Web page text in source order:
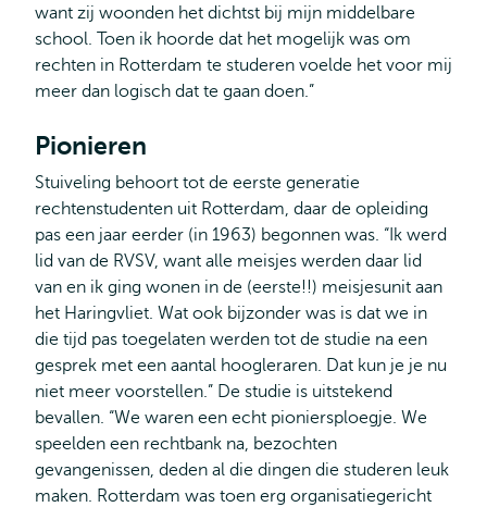
want zij woonden het dichtst bij mijn middelbare
school. Toen ik hoorde dat het mogelijk was om
rechten in Rotterdam te studeren voelde het voor mij
meer dan logisch dat te gaan doen.”
Pionieren
Stuiveling behoort tot de eerste generatie
rechtenstudenten uit Rotterdam, daar de opleiding
pas een jaar eerder (in 1963) begonnen was. “Ik werd
lid van de RVSV, want alle meisjes werden daar lid
van en ik ging wonen in de (eerste!!) meisjesunit aan
het Haringvliet. Wat ook bijzonder was is dat we in
die tijd pas toegelaten werden tot de studie na een
gesprek met een aantal hoogleraren. Dat kun je je nu
niet meer voorstellen.” De studie is uitstekend
bevallen. “We waren een echt pioniersploegje. We
speelden een rechtbank na, bezochten
gevangenissen, deden al die dingen die studeren leuk
maken. Rotterdam was toen erg organisatiegericht